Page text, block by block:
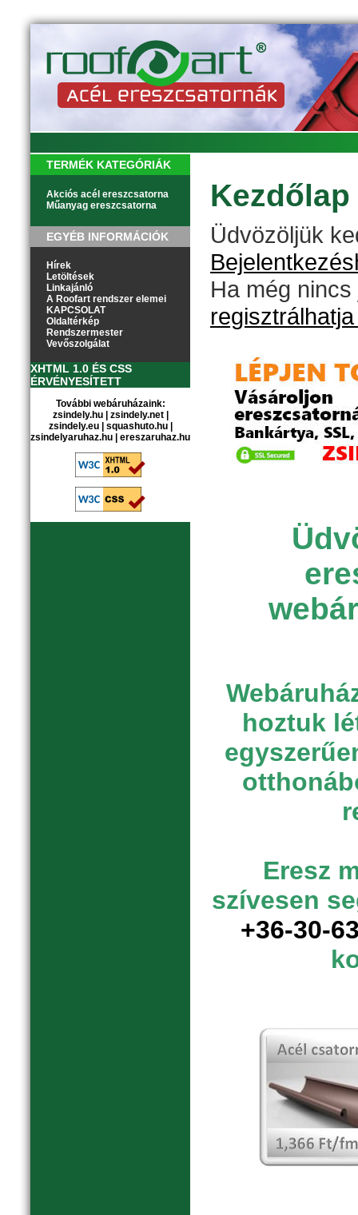
TERMÉK KATEGÓRIÁK
Akciós acél ereszcsatorna
Műanyag ereszcsatorna
EGYÉB INFORMÁCIÓK
Hírek
Letöltések
Linkajánló
A Roofart rendszer elemei
KAPCSOLAT
Oldaltérkép
Rendszermester
Vevőszolgálat
XHTML 1.0 ÉS CSS
ÉRVÉNYESÍTETT
További webáruházaink:
zsindely.hu| zsindely.net|
zsindely.eu| squashuto.hu|
zsindelyaruhaz.hu
ereszaruhaz.hu
Kezdőlap
Üdvözöljük
Ha még
hoztuk
Eresz
szívesen
+36-30-